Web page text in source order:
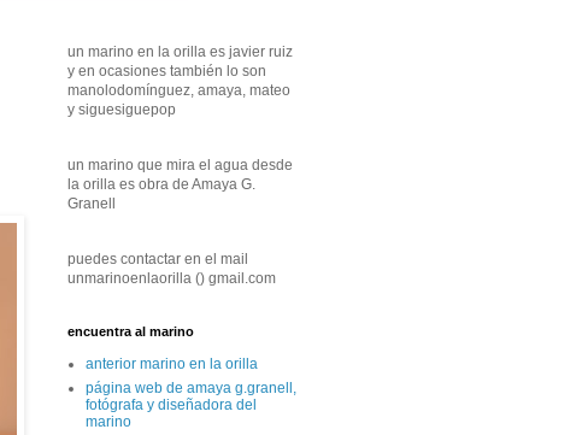
un marino en la orilla es javier ruiz
y en ocasiones también lo son
manolodomínguez, amaya, mateo
y siguesiguepop
un marino que mira el agua desde
la orilla es obra de Amaya G.
Granell
puedes contactar en el mail
unmarinoenlaorilla () gmail.com
encuentra al marino
anterior marino en la orilla
página web de amaya g.granell,
fotógrafa y diseñadora del
marino